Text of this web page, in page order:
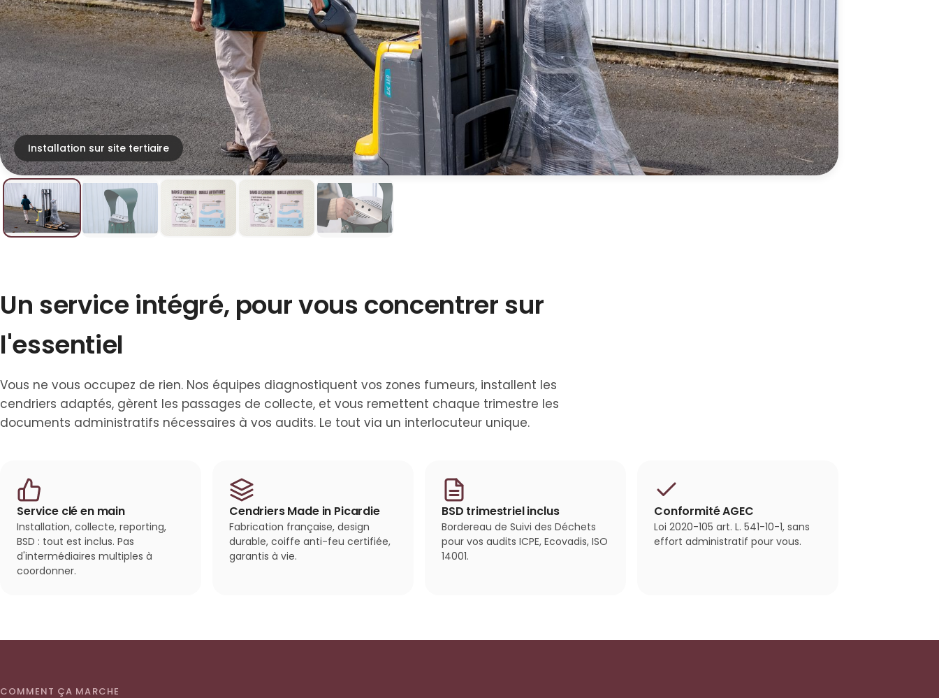
Installation sur site tertiaire
Un service intégré, pour vous concentrer sur
l'essentiel
Vous ne vous occupez de rien. Nos équipes diagnostiquent vos zones fumeurs, installent les
cendriers adaptés, gèrent les passages de collecte, et vous remettent chaque trimestre les
documents administratifs nécessaires à vos audits. Le tout via un interlocuteur unique.
Service clé en main
Installation, collecte, reporting,
BSD : tout est inclus. Pas
d'intermédiaires multiples à
coordonner.
Cendriers Made in Picardie
Fabrication française, design
durable, coiffe anti-feu certifiée,
garantis à vie.
BSD trimestriel inclus
Bordereau de Suivi des Déchets
pour vos audits ICPE, Ecovadis, ISO
14001.
Conformité AGEC
Loi 2020-105 art. L. 541-10-1, sans
effort administratif pour vous.
COMMENT ÇA MARCHE